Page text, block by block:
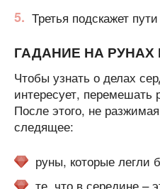
Третья подскажет
ГАДАНИЕ НА
Чтобы узнать о делах
интересует, перемешать
После этого, не
следящее:
руны, которые легли
те, что в середине –